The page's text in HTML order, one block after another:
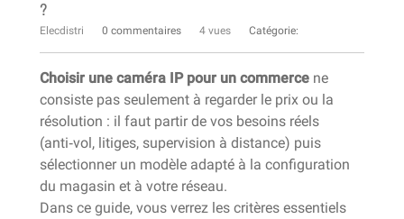
?
Elecdistri 0 commentaires 4 vues Catégorie:
Choisir une caméra IP pour un commerce ne
consiste pas seulement à regarder le prix ou la
résolution : il faut partir de vos besoins réels
(anti‑vol, litiges, supervision à distance) puis
sélectionner un modèle adapté à la configuration
du magasin et à votre réseau.
Dans ce guide, vous verrez les critères essentiels